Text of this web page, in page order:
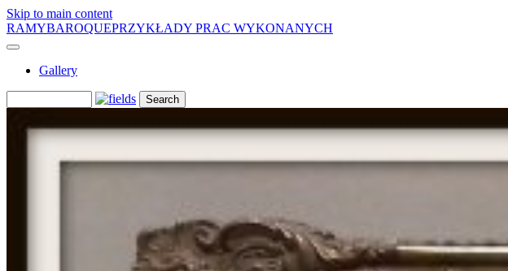
Skip to main content
RAMYBAROQUEPRZYKŁADY PRAC WYKONANYCH
Gallery